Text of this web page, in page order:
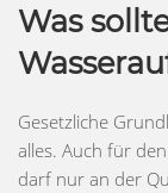
Was
Gesetzliche
alles. Auch für
darf nur an der